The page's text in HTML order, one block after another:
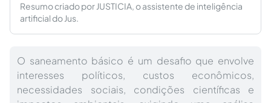
Resumo criado por JUSTICIA, o assistente de inteligência
artificial do Jus.
O saneamento básico é um desafio que envolve
interesses políticos, custos econômicos,
necessidades sociais, condições científicas e